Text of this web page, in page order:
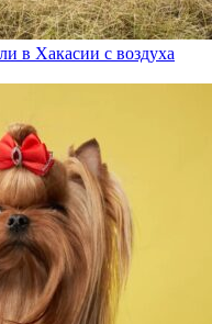
в Хакасии с воздуха